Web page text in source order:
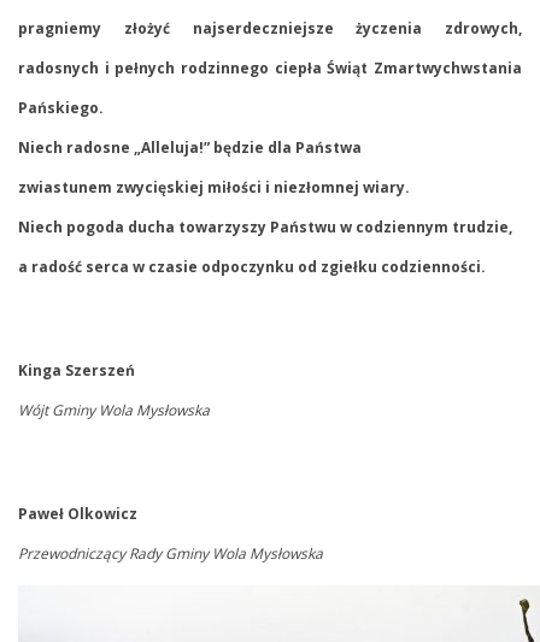
pragniemy złożyć najserdeczniejsze życzenia zdrowych,
radosnych i pełnych rodzinnego ciepła Świąt Zmartwychwstania
Pańskiego.
Niech radosne „Alleluja!” będzie dla Państwa
zwiastunem zwycięskiej miłości i niezłomnej wiary.
Niech pogoda ducha towarzyszy Państwu w codziennym trudzie,
a radość serca w czasie odpoczynku od zgiełku codzienności.
Kinga Szerszeń
Wójt Gminy Wola Mysłowska
Paweł Olkowicz
Przewodniczący Rady Gminy Wola Mysłowska